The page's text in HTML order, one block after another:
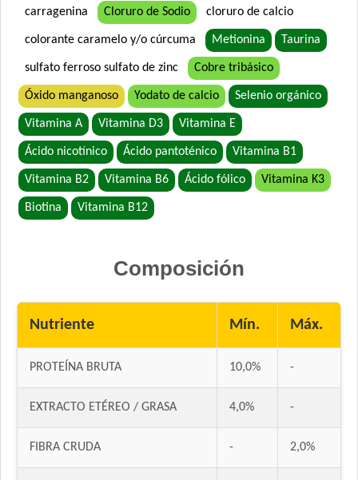
carragenina Cloruro de Sodio cloruro de calcio
colorante caramelo y/o cúrcuma Metionina Taurina
sulfato ferroso sulfato de zinc Cobre tribásico
Óxido manganoso Yodato de calcio Selenio orgánico
Vitamina A Vitamina D3 Vitamina E
Ácido nicotínico Ácido pantoténico Vitamina B1
Vitamina B2 Vitamina B6 Ácido fólico Vitamina K3
Biotina Vitamina B12
Composición
Nutriente Mín. Máx.
PROTEÍNA BRUTA 10,0% -
EXTRACTO ETÉREO / GRASA 4,0% -
FIBRA CRUDA - 2,0%